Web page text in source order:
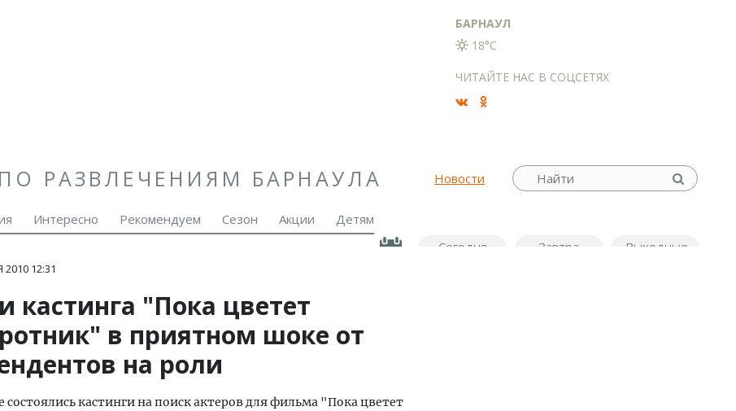
БАРНАУЛ
18°C
ЧИТАЙТЕ НАС В СОЦСЕТЯХ
РАЗВЛЕЧЕНИЯМ БАРНАУЛА Новости
Интересно Рекомендуем Сезон Акции
Детям
Сегодня
Завтра Выходные
12:31
"Пока цветет
в приятном шоке от
на роли
состоялись кастинги на поиск актеров для фильма "Пока цветет